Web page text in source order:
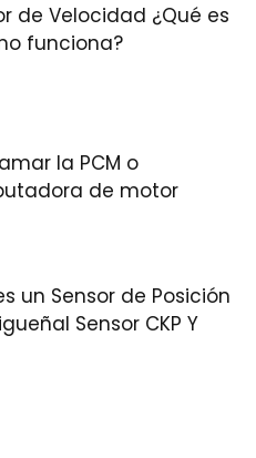
de Velocidad ¿Qué es
funciona?
la PCM o
de motor
un Sensor de Posición
Sensor CKP Y